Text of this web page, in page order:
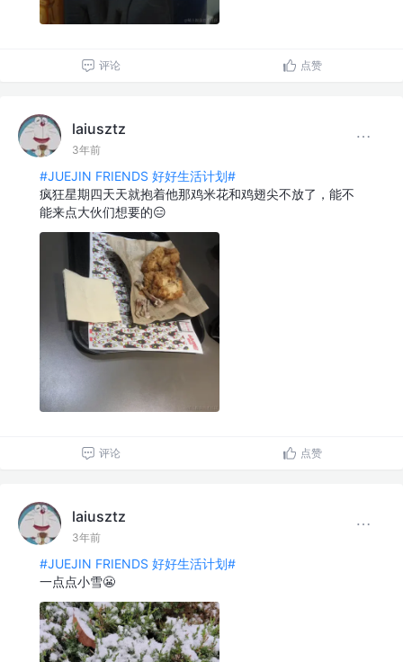
评论 点赞
laiusztz
3年前
#JUEJIN FRIENDS 好好生活计划#
疯狂星期四天天就抱着他那鸡米花和鸡翅尖不放了，能不
能来点大伙们想要的😑
评论 点赞
laiusztz
3年前
#JUEJIN FRIENDS 好好生活计划#
一点点小雪😬